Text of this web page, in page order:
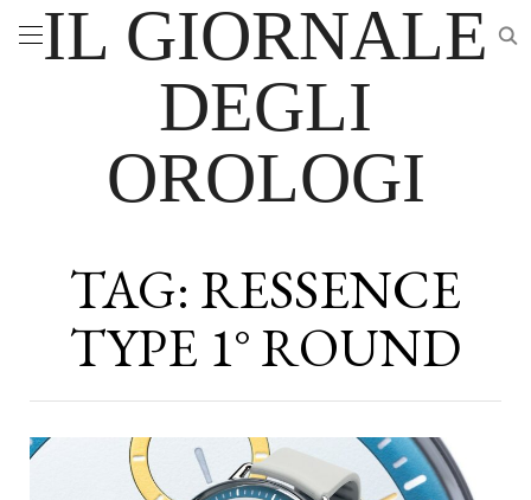
IL GIORNALE
DEGLI
OROLOGI
TAG: RESSENCE
TYPE 1° ROUND